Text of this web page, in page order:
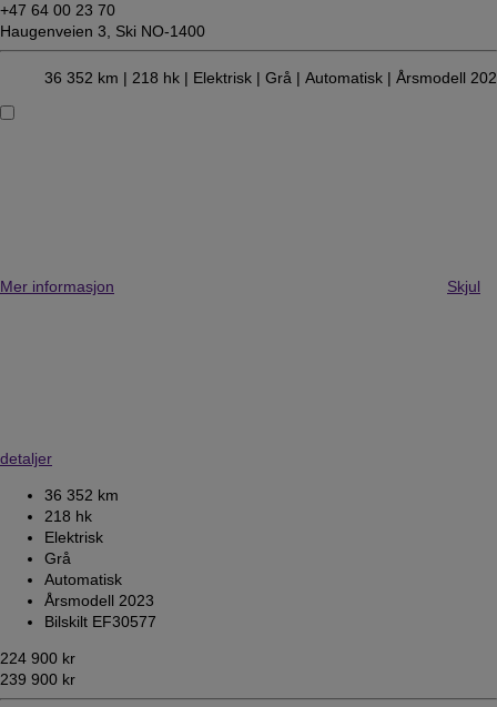
+47 64 00 23 70
Haugenveien 3, Ski NO-1400
36 352 km | 218 hk | Elektrisk | Grå | Automatisk | Årsmodell
Mer informasjon Skjul
detaljer
36 352 km
218 hk
Elektrisk
Grå
Automatisk
Årsmodell 2023
Bilskilt EF30577
224 900 kr
239 900 kr